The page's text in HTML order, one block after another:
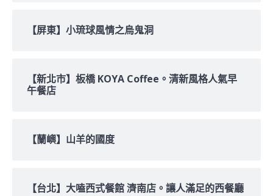
【屏東】小琉球風情之烏鬼洞
【新北市】板橋 KOYA Coffee。清新風格人氣早
午餐店
【蘭嶼】山羊的國度
【台北】大嗑西式餐館 濟南店。讓人滿足的西餐廳